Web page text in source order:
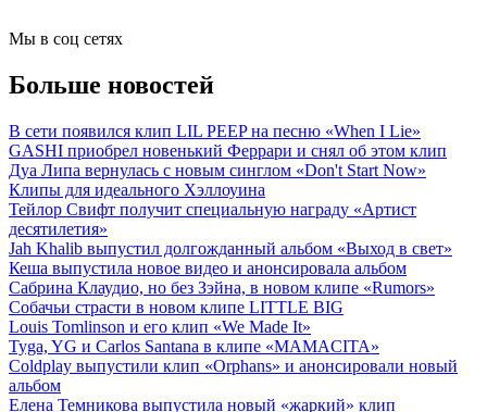
Мы в соц сетях
Больше новостей
В сети появился клип LIL PEEP на песню «When I Lie»
GASHI приобрел новенький Феррари и снял об этом клип
Дуа Липа вернулась с новым синглом «Don't Start Now»
Клипы для идеального Хэллоуина
Тейлор Свифт получит специальную награду «Артист
десятилетия»
Jah Khalib выпустил долгожданный альбом «Выход в свет»
Кеша выпустила новое видео и анонсировала альбом
Сабрина Клаудио, но без Зэйна, в новом клипе «Rumors»
Собачьи страсти в новом клипе LITTLE BIG
Louis Tomlinson и его клип «We Made It»
Tyga, YG и Carlos Santana в клипе «MAMACITA»
Coldplay выпустили клип «Orphans» и анонсировали новый
альбом
Елена Темникова выпустила новый «жаркий» клип